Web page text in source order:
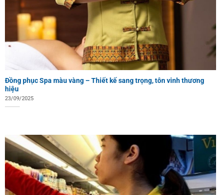
Đồng phục Spa màu vàng – Thiết kế sang trọng, tôn vinh thương
hiệu
23/09/2025